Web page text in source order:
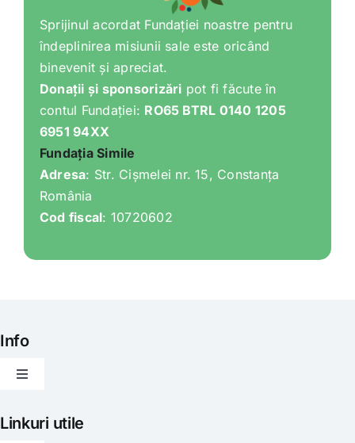
Sprijinul acordat Fundației noastre pentru
îndeplinirea misiunii sale este oricând
binevenit și apreciat.
Donații și sponsorizări pot fi făcute în
contul Fundației: RO65 BTRL 0140 1205
6951 94XX
Fundația Simile
Adresa: Str. Cișmelei nr. 15, Constanța
România
Cod fiscal: 10720602
Info
Toggle
Articole
Linkuri utile